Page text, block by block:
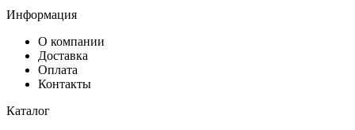
Информация
О компании
Доставка
Оплата
Контакты
Каталог